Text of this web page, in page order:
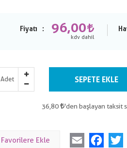
Fiyatı 96,00
Adet SEPETE EKLE
36,80 'den başlayan taksit
Favorilere Ekle Email